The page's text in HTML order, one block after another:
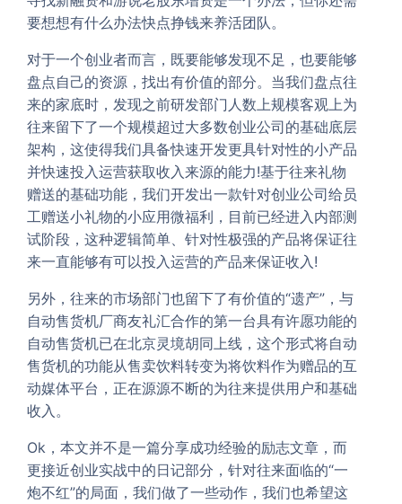
要想想有什么办法快点挣钱来养活团队。
对于一个创业者而言，既要能够发现不足，也要能够
盘点自己的资源，找出有价值的部分。当我们盘点往
来的家底时，发现之前研发部门人数上规模客观上为
往来留下了一个规模超过大多数创业公司的基础底层
架构，这使得我们具备快速开发更具针对性的小产品
并快速投入运营获取收入来源的能力!基于往来礼物
赠送的基础功能，我们开发出一款针对创业公司给员
工赠送小礼物的小应用微福利，目前已经进入内部测
试阶段，这种逻辑简单、针对性极强的产品将保证往
来一直能够有可以投入运营的产品来保证收入!
另外，往来的市场部门也留下了有价值的“遗产”，与
自动售货机厂商友礼汇合作的第一台具有许愿功能的
自动售货机已在北京灵境胡同上线，这个形式将自动
售货机的功能从售卖饮料转变为将饮料作为赠品的互
动媒体平台，正在源源不断的为往来提供用户和基础
收入。
Ok，本文并不是一篇分享成功经验的励志文章，而
更接近创业实战中的日记部分，针对往来面临的“一
炮不红”的局面，我们做了一些动作，我们也希望这